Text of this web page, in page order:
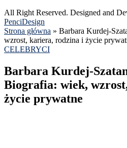
All Right Reserved. Designed and
PenciDesign
Strona główna » Barbara Kurdej-
wzrost, kariera, rodzina i życie
CELEBRYCI
Barbara Kurdej-
Biografia: wiek,
życie prywatne